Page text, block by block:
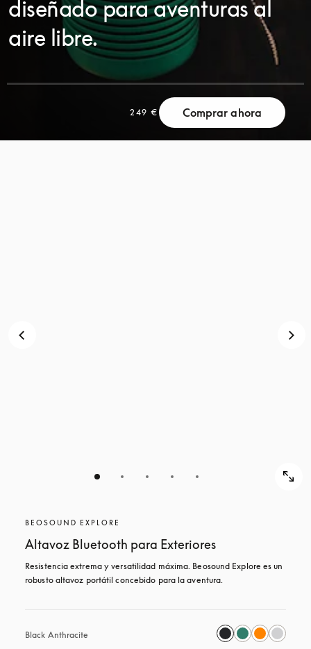
diseñado para aventuras al
aire libre.
249 € Comprar ahora
BEOSOUND EXPLORE
Altavoz Bluetooth para Exteriores
Resistencia extrema y versatilidad máxima. Beosound Explore es un
robusto altavoz portátil concebido para la aventura.
Black Anthracite